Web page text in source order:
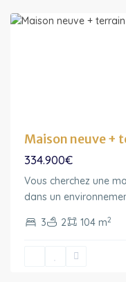
Maison neuve +
334.900€
Vous cherchez une
dans un
3 2 104 m2